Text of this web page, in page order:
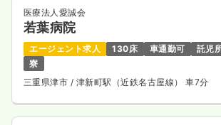
医療法人愛誠会
若葉病院
エージェント求人 130床 車通勤可
託児
寮
三重県津市 / 津新町駅（近鉄名古屋線） 車7分